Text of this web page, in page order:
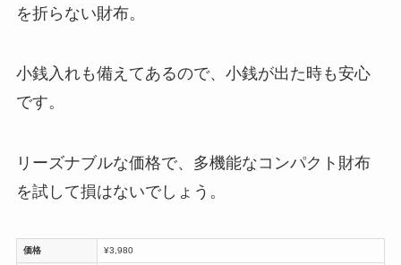
を折らない財布。
小銭入れも備えてあるので、小銭が出た時も安心
です。
リーズナブルな価格で、多機能なコンパクト財布
を試して損はないでしょう。
価格 ¥3,980